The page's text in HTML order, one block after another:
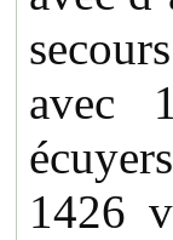
avec
1426